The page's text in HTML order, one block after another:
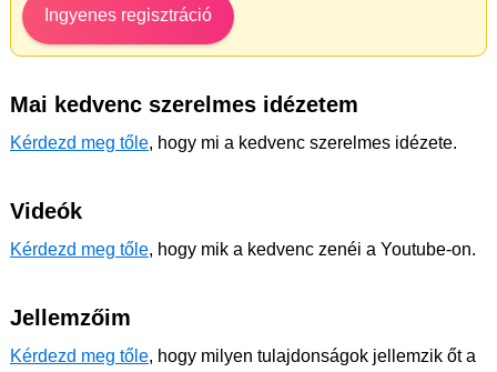
Ingyenes regisztráció
Mai kedvenc szerelmes idézetem
Kérdezd meg tőle, hogy mi a kedvenc szerelmes idézete.
Videók
Kérdezd meg tőle, hogy mik a kedvenc zenéi a Youtube-on.
Jellemzőim
Kérdezd meg tőle, hogy milyen tulajdonságok jellemzik őt a